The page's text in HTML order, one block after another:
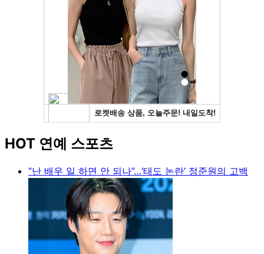
HOT 연예 스포츠
“난 배우 일 하면 안 되나”…‘태도 논란’ 정준원의 고백